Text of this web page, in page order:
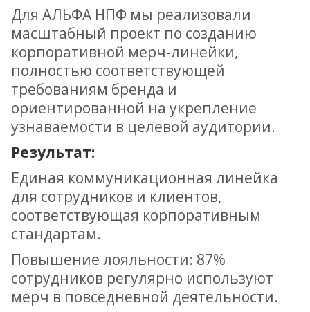
Для АЛЬФА НПФ мы реализовали
масштабный проект по созданию
корпоративной мерч-линейки,
полностью соответствующей
требованиям бренда и
ориентированной на укрепление
узнаваемости в целевой аудитории.
Результат:
Единая коммуникационная линейка
для сотрудников и клиентов,
соответствующая корпоративным
стандартам.
Повышение лояльности: 87%
сотрудников регулярно используют
мерч в повседневной деятельности.